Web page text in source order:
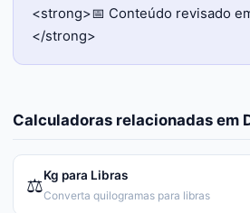
<strong>📅 Conteúdo revisado
</strong>
Calculadoras relacionadas em
⚖️Kg para Libras
Converta quilogramas para libras